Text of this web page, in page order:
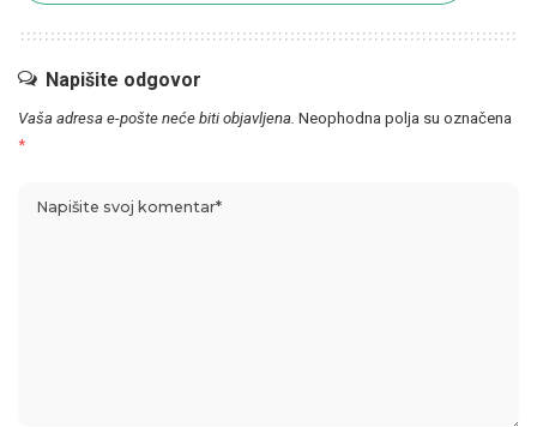
Napišite odgovor
Vaša adresa e-pošte neće biti objavljena. Neophodna polja su označena
*